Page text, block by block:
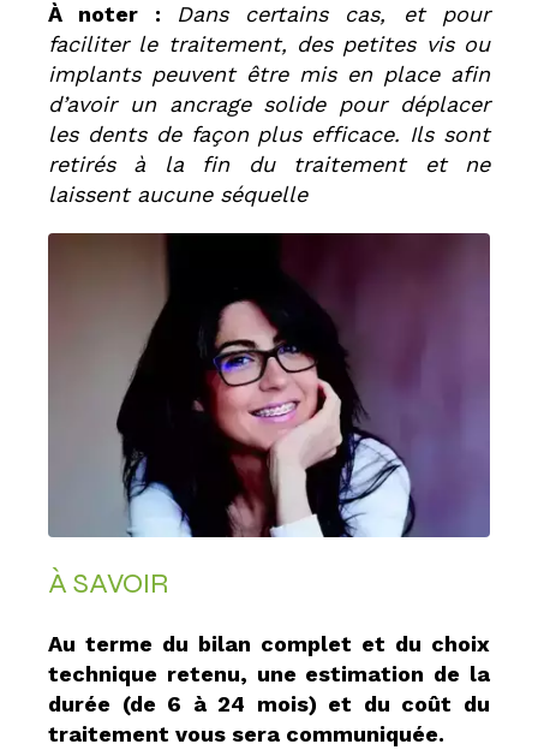
À noter :
Dans certains cas, et pour
faciliter le traitement, des petites vis ou
implants peuvent être mis en place afin
d’avoir un ancrage solide pour déplacer
les dents de façon plus efficace. Ils sont
retirés à la fin du traitement et ne
laissent aucune séquelle
À SAVOIR
Au terme du bilan complet et du choix
technique retenu, une estimation de la
durée (de 6 à 24 mois) et du coût du
traitement vous sera communiquée.